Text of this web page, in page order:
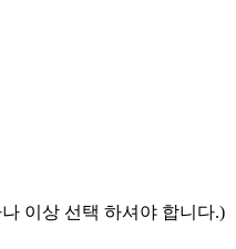
이상 선택 하셔야 합니다.)